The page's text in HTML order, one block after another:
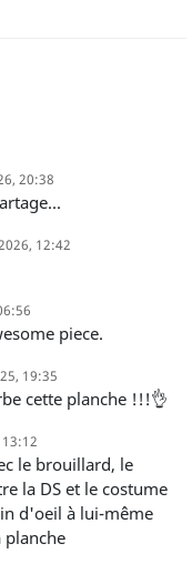
20:38
12:42
piece.
19:35
cette planche !!!👌
la DS et le costume
d'oeil à lui-même
planche